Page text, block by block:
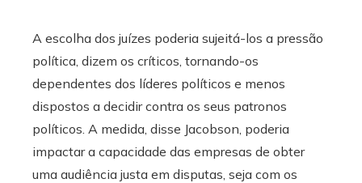
A escolha dos juízes poderia sujeitá-los a pressão
política, dizem os críticos, tornando-os
dependentes dos líderes políticos e menos
dispostos a decidir contra os seus patronos
políticos. A medida, disse Jacobson, poderia
impactar a capacidade das empresas de obter
uma audiência justa em disputas, seja com os